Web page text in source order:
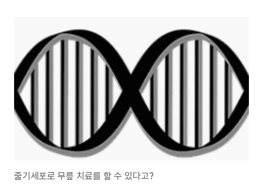
를 해보다(Trying)가 해봄을 뜻한다고 하네요.사랑하는 가족, 연인, 친구들과
함께 봄기운과 함께 힐링을 느끼세요. 서울식물원 봄 축제 "해봄" 배치도, 이용
요금안내, 관람시간, 물품보관함 위치 ↓ ↓ ↓ ↓ ↓ 이용요금안내(면..
줄기세포로 무릎 치료를 할 수 있다고?